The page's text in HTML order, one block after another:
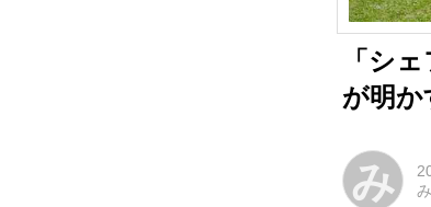
「シ
が明か
み